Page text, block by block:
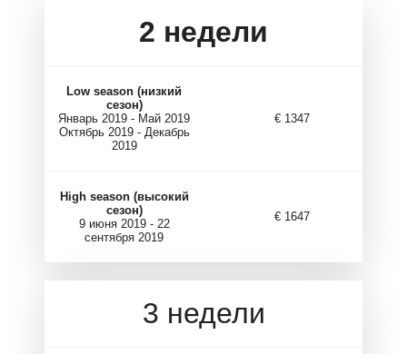
2 недели
Low season (низкий
сезон)
Январь 2019 - Май 2019
Октябрь 2019 - Декабрь
2019
€ 1347
High season (высокий
сезон)
9 июня 2019 - 22
сентября 2019
€ 1647
3 недели